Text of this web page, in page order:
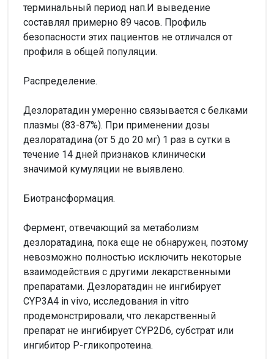
терминальный период нап.И выведение
составлял примерно 89 часов. Профиль
безопасности этих пациентов не отличался от
профиля в общей популяции.
Распределение.
Дезлоратадин умеренно связывается с белками
плазмы (83-87%). При применении дозы
дезлоратадина (от 5 до 20 мг) 1 раз в сутки в
течение 14 дней признаков клинически
значимой кумуляции не выявлено.
Биотрансформация.
Фермент, отвечающий за метаболизм
дезлоратадина, пока еще не обнаружен, поэтому
невозможно полностью исключить некоторые
взаимодействия с другими лекарственными
препаратами. Дезлоратадин не ингибирует
CYP3A4 in vivo, исследования in vitro
продемонстрировали, что лекарственный
препарат не ингибирует CYP2D6, субстрат или
ингибитор P-гликопротеина.